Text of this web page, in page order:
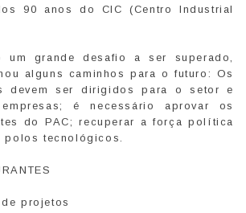
90 anos do CIC (Centro Industrial
um grande desafio a ser superado,
alguns caminhos para o futuro: Os
devem ser dirigidos para o setor e
é necessário aprovar os
do PAC; recuperar a força política
tecnológicos.
projetos